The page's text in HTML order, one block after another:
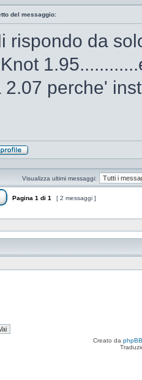
del messaggio:
rispondo da
2.07 perche'
Profilo
Visualizza ultimi messaggi:
Pagina 1 di 1 [ 2 messaggi ]
Creato da phpBB